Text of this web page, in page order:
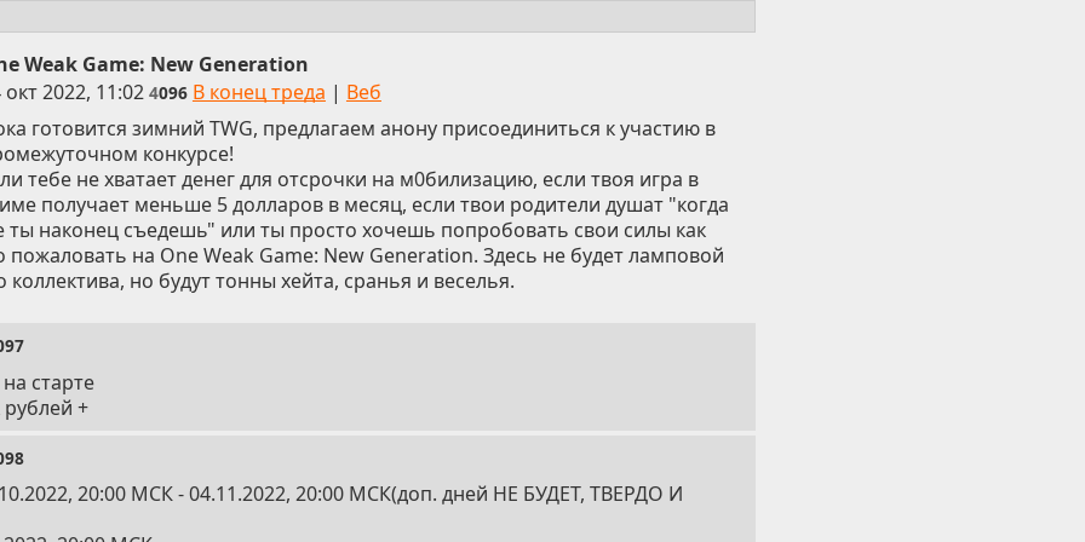
Weak Game: New Generation
окт 2022, 11:02 4096 В конец треда | Веб
готовится зимний TWG, предлагаем анону присоединиться к участию в
конкурсе!
тебе не хватает денег для отсрочки на м0билизацию, если твоя игра в
получает меньше 5 долларов в месяц, если твои родители душат "когда
ты наконец съедешь" или ты просто хочешь попробовать свои силы как
пожаловать на One Weak Game: New Generation. Здесь не будет ламповой
но будут тонны хейта, срaнья и веселья.
старте
+
20:00 МСК - 04.11.2022, 20:00 МСК(доп. дней НЕ БУДЕТ, ТВЕРДО И